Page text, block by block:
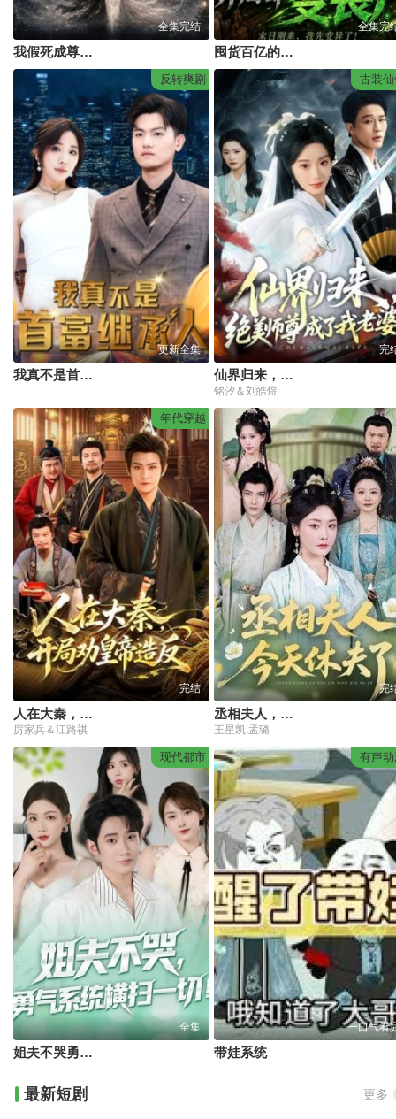
全集完结
我假死成尊后，他们追悔莫及
全集完
囤货百亿的我，开局却变丧尸
反转爽剧
更新全集
我真不是首富继承人穷爸爸富爸爸
古装
完
仙界归来，绝美师尊成了我老婆
铭汐＆刘皓煜
年代穿越
完结
人在大秦，开局劝皇帝造反
厉家兵＆江路祺
完
丞相夫人，今天休夫了
王星凯,孟璐
现代都市
全集
姐夫不哭勇气系统横扫一切
有声
一口气看
带娃系统
最新短剧 更多